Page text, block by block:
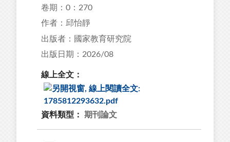
卷期：0：270
作者：邱怡靜
出版者：國家教育研究院
出版日期：2026/08
線上全文：
資料類型： 期刊論文